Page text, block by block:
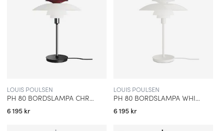
LOUIS POULSEN
PH 80 BORDSLAMPA CHROME/OPAL WHITE
6 195 kr
LOUIS POULSEN
PH 80 BORDSLAMPA WHITE/OPAL WHITE
6 195 kr